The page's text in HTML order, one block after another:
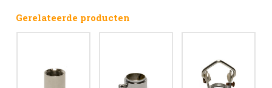
Gerelateerde producten